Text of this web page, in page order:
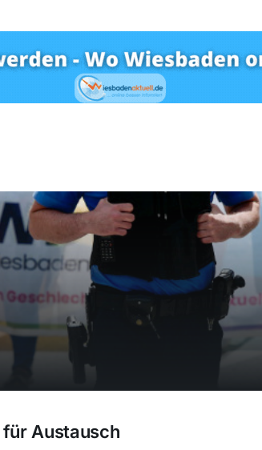
für Austausch